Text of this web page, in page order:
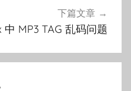
下篇文章
MP3 TAG 乱码问题